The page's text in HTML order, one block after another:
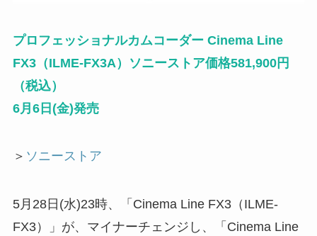
プロフェッショナルカムコーダー Cinema Line
FX3（ILME-FX3A）ソニーストア価格581,900円
（税込）
6月6日(金)発売
＞ ソニーストア
5月28日(水)23時、「Cinema Line FX3（ILME-
FX3）」が、マイナーチェンジし、「Cinema Line